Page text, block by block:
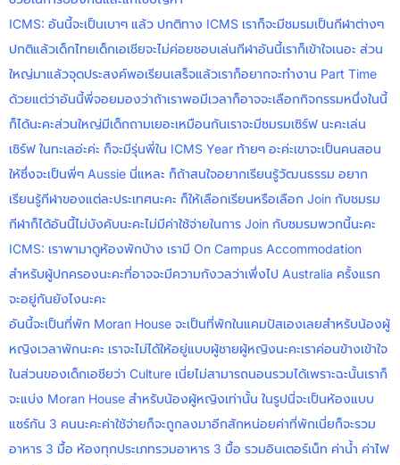
ICMS: อันนี้จะเป็นเบาๆ แล้ว ปกติทาง ICMS เราก็จะมีชมรมเป็นกีฬาต่างๆ
ปกติแล้วเด็กไทยเด็กเอเชียจะไม่ค่อยชอบเล่นกีฬาอันนี้เราก็เข้าใจเนอะ ส่วน
ใหญ่มาแล้วจุดประสงค์พอเรียนเสร็จแล้วเราก็อยากจะทำงาน Part Time
ด้วยแต่ว่าอันนี้พี่จอยมองว่าถ้าเราพอมีเวลาก็อาจจะเลือกกิจกรรมหนึ่งในนี้
ก็ได้นะคะส่วนใหญ่มีเด็กถามเยอะเหมือนกันเราจะมีชมรมเซิร์ฟ นะคะเล่น
เซิร์ฟ ในทะเลอ่ะค่ะ ก็จะมีรุ่นพี่ใน ICMS Year ท้ายๆ อะค่ะเขาจะเป็นคนสอน
ให้ซึ่งจะเป็นพี่ๆ Aussie นี่แหละ ก็ถ้าสนใจอยากเรียนรู้วัฒนธรรม อยาก
เรียนรู้กีฬาของแต่ละประเทศนะคะ ก็ให้เลือกเรียนหรือเลือก Join กับชมรม
กีฬาก็ได้อันนี้ไม่บังคับนะคะไม่มีค่าใช้จ่ายในการ Join กับชมรมพวกนี้นะคะ
ICMS: เราพามาดูห้องพักบ้าง เรามี On Campus Accommodation
สำหรับผู้ปกครองนะคะที่อาจจะมีความกังวลว่าเพึ่งไป Australia ครั้งแรก
จะอยู่กันยังไงนะคะ
อันนี้จะเป็นที่พัก Moran House จะเป็นที่พักในแคมปัสเองเลยสำหรับน้องผู้
หญิงเวลาพักนะคะ เราจะไม่ได้ให้อยู่แบบผู้ชายผู้หญิงนะคะเราค่อนข้างเข้าใจ
ในส่วนของเด็กเอชียว่า Culture เนี่ยไม่สามารถนอนรวมได้เพราะฉะนั้นเราก็
จะแบ่ง Moran House สำหรับน้องผู้หญิงเท่านั้น ในรูปนี่จะเป็นห้องแบบ
แชร์กัน 3 คนนะคะค่าใช้จ่ายก็จะถูกลงมาอีกสักหน่อยค่าที่พักเนี่ยก็จะรวม
อาหาร 3 มื้อ ห้องทุกประเภทรวมอาหาร 3 มื้อ รวมอินเตอร์เน็ท ค่าน้ำ ค่าไฟ